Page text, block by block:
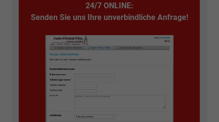
24/7 ONLINE:
Senden Sie uns Ihre unverbindliche Anfrage!